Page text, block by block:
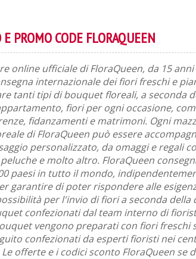
PROMO CODE FLORAQUEEN
online ufficiale di FloraQueen, da 15
internazionale dei fiori freschi e
tanti tipi di bouquet floreali, a seconda
fiori per ogni occasione,
fidanzamenti e matrimoni. Ogni
di FloraQueen può essere
personalizzato, da omaggi e regali
e molto altro. FloraQueen
paesi in tutto il mondo,
garantire di poter rispondere alle
per l'invio di fiori a seconda della
confezionati dal team interno di
vengono preparati con fiori freschi
confezionati da esperti fioristi nei
offerte e i codici sconto FloraQueen se